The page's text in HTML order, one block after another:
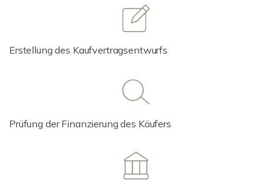
Erstellung des Kaufvertragsentwurfs
Prüfung der Finanzierung des Käufers